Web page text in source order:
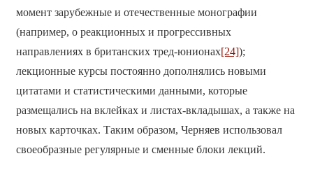
момент зарубежные и отечественные монографии
(например, о реакционных и прогрессивных
направлениях в британских тред-юнионах[24]);
лекционные курсы постоянно дополнялись новыми
цитатами и статистическими данными, которые
размещались на вклейках и листах-вкладышах, а также на
новых карточках. Таким образом, Черняев использовал
своеобразные регулярные и сменные блоки лекций.